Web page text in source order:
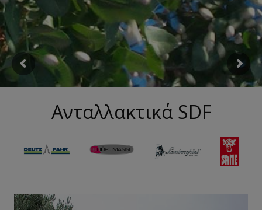
Ανταλλακτικά SDF